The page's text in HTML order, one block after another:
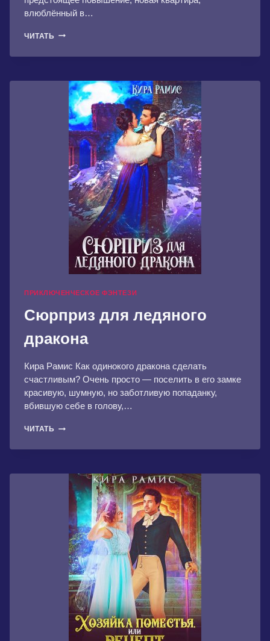
влюблённый в…
ЧИТАТЬ ТРОЙНОЙ
ДЛЯ
ПРИКЛЮЧЕНЧЕСКОЕ ФЭНТЕЗИ
Сюрприз для ледяного
дракона
Кира Рамис Как одинокого дракона сделать
счастливым? Очень просто — поселить в его замке
красивую, шумную, но заботливую попаданку,
вбившую себе в голову,…
ЧИТАТЬ СЮРПРИЗ
ЛЕДЯНОГО